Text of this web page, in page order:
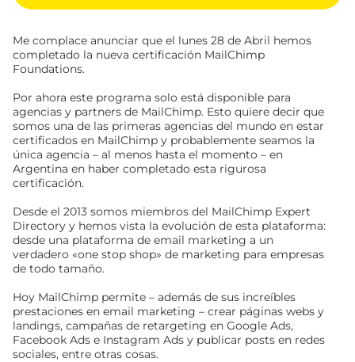
Me complace anunciar que el lunes 28 de Abril hemos
completado la nueva certificación MailChimp
Foundations.
Por ahora este programa solo está disponible para
agencias y partners de MailChimp. Esto quiere decir que
somos una de las primeras agencias del mundo en estar
certificados en MailChimp y probablemente seamos la
única agencia – al menos hasta el momento – en
Argentina en haber completado esta rigurosa
certificación.
Desde el 2013 somos miembros del MailChimp Expert
Directory y hemos vista la evolución de esta plataforma:
desde una plataforma de email marketing a un
verdadero «one stop shop» de marketing para empresas
de todo tamaño.
Hoy MailChimp permite – además de sus increíbles
prestaciones en email marketing – crear páginas webs y
landings, campañas de retargeting en Google Ads,
Facebook Ads e Instagram Ads y publicar posts en redes
sociales, entre otras cosas.